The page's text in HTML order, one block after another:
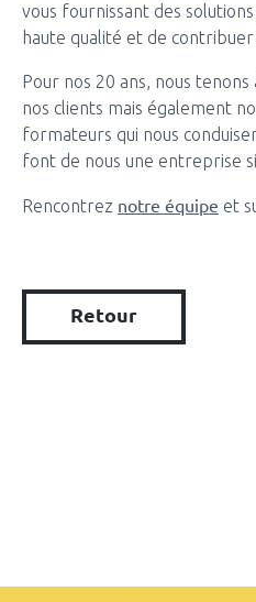
vous fournissant des
haute qualité et de contribuer
Pour nos 20 ans, nous
nos clients mais également
formateurs qui nous
font de nous une entreprise
Rencontrez notre équipe et
Retour